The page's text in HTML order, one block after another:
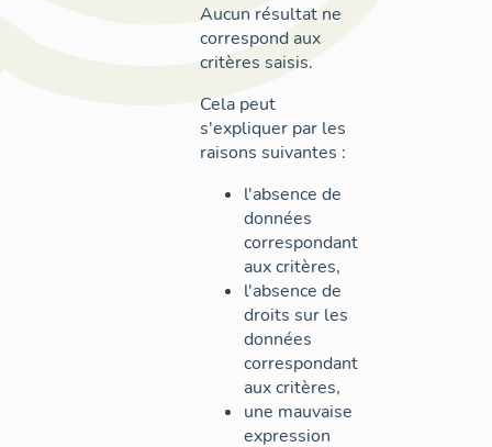
Aucun résultat ne
correspond aux
critères saisis.
Cela peut
s'expliquer par les
raisons suivantes :
l'absence de
données
correspondant
aux critères,
l'absence de
droits sur les
données
correspondant
aux critères,
une mauvaise
expression